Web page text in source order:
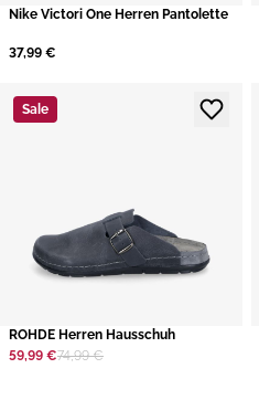
Nike Victori One Herren Pantolette
37,99 €
Sale
ROHDE Herren Hausschuh
59,99 €74,99 €